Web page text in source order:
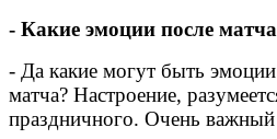
- Какие эмоции после
- Да какие могут быть
матча? Настроение,
праздничного. Очень